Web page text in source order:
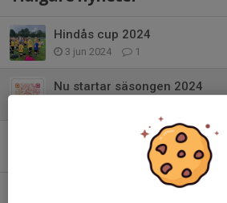
Hindås cup 2024
3 jun 2024 1
Nu startar säsongen 2024
Norlanders futsal cup